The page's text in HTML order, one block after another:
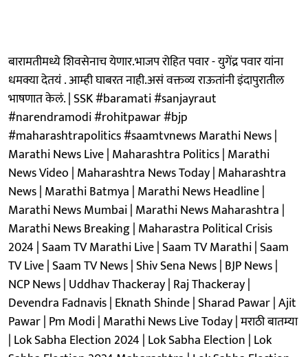
बारामतीमध्ये शिवसेनाच येणार.भाजप रोहित पवार - युगेंद्र पवार यांना
धमक्या देतयं . आम्ही घाबरत नाही.असं वक्तव्य राऊतांनी इंदापुरातील
भाषणात केलं. | SSK #baramati #sanjayraut
#narendramodi #rohitpawar #bjp
#maharashtrapolitics #saamtvnews Marathi News |
Marathi News Live | Maharashtra Politics | Marathi
News Video | Maharashtra News Today | Maharashtra
News | Marathi Batmya | Marathi News Headline |
Marathi News Mumbai | Marathi News Maharashtra |
Marathi News Breaking | Maharastra Political Crisis
2024 | Saam TV Marathi Live | Saam TV Marathi | Saam
TV Live | Saam TV News | Shiv Sena News | BJP News |
NCP News | Uddhav Thackeray | Raj Thackeray |
Devendra Fadnavis | Eknath Shinde | Sharad Pawar | Ajit
Pawar | Pm Modi | Marathi News Live Today | मराठी बातम्या
| Lok Sabha Election 2024 | Lok Sabha Election | Lok